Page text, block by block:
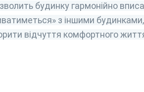
будинку гармонійно
з іншими будинками,
відчуття комфортного